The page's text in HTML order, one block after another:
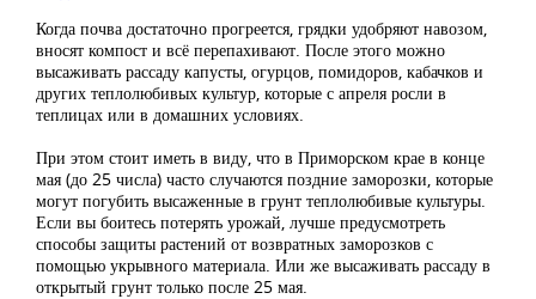
Когда почва достаточно прогреется, грядки удобряют навозом,
вносят компост и всё перепахивают. После этого можно
высаживать рассаду капусты, огурцов, помидоров, кабачков и
других теплолюбивых культур, которые с апреля росли в
теплицах или в домашних условиях.
При этом стоит иметь в виду, что в Приморском крае в конце
мая (до 25 числа) часто случаются поздние заморозки, которые
могут погубить высаженные в грунт теплолюбивые культуры.
Если вы боитесь потерять урожай, лучше предусмотреть
способы защиты растений от возвратных заморозков с
помощью укрывного материала. Или же высаживать рассаду в
открытый грунт только после 25 мая.